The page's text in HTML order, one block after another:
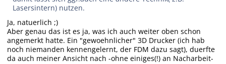
Lasersintern) nutzen.
Ja, natuerlich ;)
Aber genau das ist es ja, was ich auch weiter oben schon
angemerkt hatte. Ein "gewoehnlicher" 3D Drucker (ich hab
noch niemanden kennengelernt, der FDM dazu sagt), duerfte
da auch meiner Ansicht nach -ohne einiges(!) an Nacharbeit-